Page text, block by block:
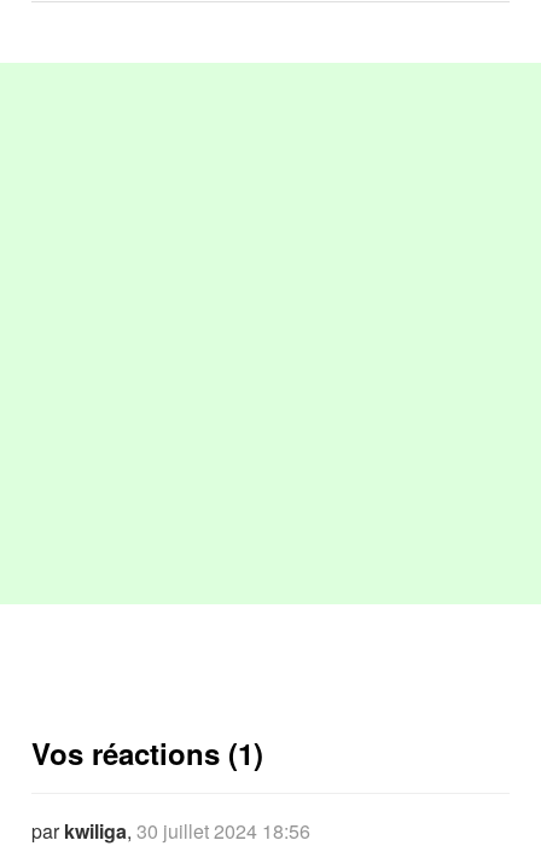
Vos réactions (1)
parkwiliga,30 juillet 2024 18:56